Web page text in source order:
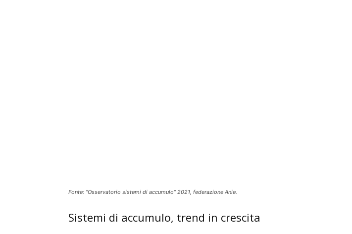
Fonte: “Osservatorio sistemi di accumulo” 2021, federazione Anie.
Sistemi di accumulo, trend in crescita